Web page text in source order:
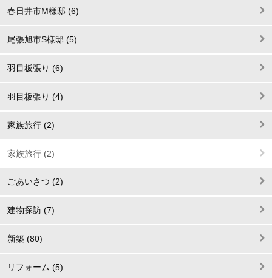
春日井市M様邸 (6)
尾張旭市S様邸 (5)
羽目板張り (6)
羽目板張り (4)
家族旅行 (2)
家族旅行 (2)
ごあいさつ (2)
建物探訪 (7)
新築 (80)
リフォーム (5)